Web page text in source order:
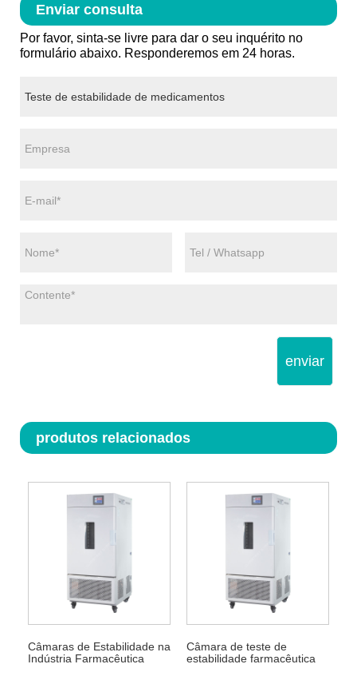
Enviar consulta
Por favor, sinta-se livre para dar o seu inquérito no
formulário abaixo. Responderemos em 24 horas.
enviar
produtos relacionados
Câmaras de Estabilidade na
Indústria Farmacêutica
Câmara de teste de
estabilidade farmacêutica